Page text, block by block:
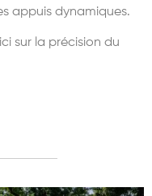
appuis dynamiques.
sur la précision du